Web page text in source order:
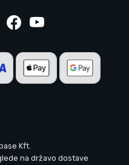
Kft.
na državo dostave